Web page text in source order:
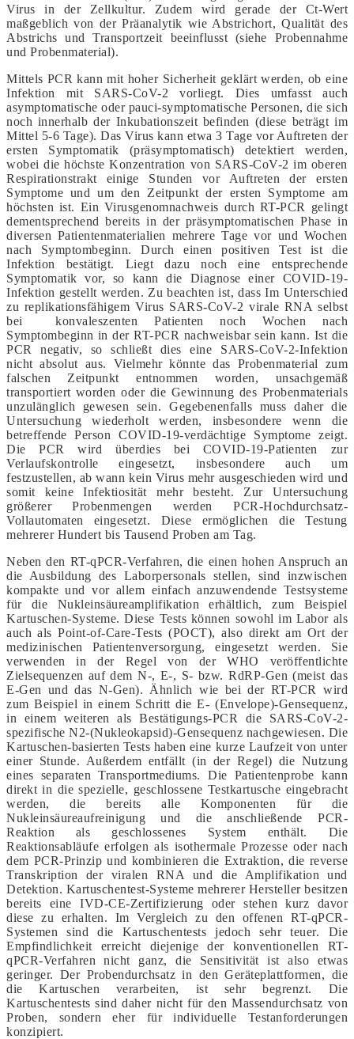
Virus in der Zellkultur. Zudem wird gerade der Ct-Wert
maßgeblich von der Präanalytik wie Abstrichort, Qualität des
Abstrichs und Transportzeit beeinflusst (siehe Probennahme
und Probenmaterial).
Mittels PCR kann mit hoher Sicherheit geklärt werden, ob eine
Infektion mit SARS-CoV-2 vorliegt. Dies umfasst auch
asymptomatische oder pauci-symptomatische Personen, die sich
noch innerhalb der Inkubationszeit befinden (diese beträgt im
Mittel 5-6 Tage). Das Virus kann etwa 3 Tage vor Auftreten der
ersten Symptomatik (präsymptomatisch) detektiert werden,
wobei die höchste Konzentration von SARS-CoV-2 im oberen
Respirationstrakt einige Stunden vor Auftreten der ersten
Symptome und um den Zeitpunkt der ersten Symptome am
höchsten ist. Ein Virusgenomnachweis durch RT-PCR gelingt
dementsprechend bereits in der präsymptomatischen Phase in
diversen Patientenmaterialien mehrere Tage vor und Wochen
nach Symptombeginn. Durch einen positiven Test ist die
Infektion bestätigt. Liegt dazu noch eine entsprechende
Symptomatik vor, so kann die Diagnose einer COVID-19-
Infektion gestellt werden. Zu beachten ist, dass Im Unterschied
zu replikationsfähigem Virus SARS-CoV-2 virale RNA selbst
bei konvaleszenten Patienten noch Wochen nach
Symptombeginn in der RT-PCR nachweisbar sein kann. Ist die
PCR negativ, so schließt dies eine SARS-CoV-2-Infektion
nicht absolut aus. Vielmehr könnte das Probenmaterial zum
falschen Zeitpunkt entnommen worden, unsachgemäß
transportiert worden oder die Gewinnung des Probenmaterials
unzulänglich gewesen sein. Gegebenenfalls muss daher die
Untersuchung wiederholt werden, insbesondere wenn die
betreffende Person COVID-19-verdächtige Symptome zeigt.
Die PCR wird überdies bei COVID-19-Patienten zur
Verlaufskontrolle eingesetzt, insbesondere auch um
festzustellen, ab wann kein Virus mehr ausgeschieden wird und
somit keine Infektiosität mehr besteht. Zur Untersuchung
größerer Probenmengen werden PCR-Hochdurchsatz-
Vollautomaten eingesetzt. Diese ermöglichen die Testung
mehrerer Hundert bis Tausend Proben am Tag.
Neben den RT-qPCR-Verfahren, die einen hohen Anspruch an
die Ausbildung des Laborpersonals stellen, sind inzwischen
kompakte und vor allem einfach anzuwendende Testsysteme
für die Nukleinsäureamplifikation erhältlich, zum Beispiel
Kartuschen-Systeme. Diese Tests können sowohl im Labor als
auch als Point-of-Care-Tests (POCT), also direkt am Ort der
medizinischen Patientenversorgung, eingesetzt werden. Sie
verwenden in der Regel von der WHO veröffentlichte
Zielsequenzen auf dem N-, E-, S- bzw. RdRP-Gen (meist das
E-Gen und das N-Gen). Ähnlich wie bei der RT-PCR wird
zum Beispiel in einem Schritt die E- (Envelope)-Gensequenz,
in einem weiteren als Bestätigungs-PCR die SARS-CoV-2-
spezifische N2-(Nukleokapsid)-Gensequenz nachgewiesen. Die
Kartuschen-basierten Tests haben eine kurze Laufzeit von unter
einer Stunde. Außerdem entfällt (in der Regel) die Nutzung
eines separaten Transportmediums. Die Patientenprobe kann
direkt in die spezielle, geschlossene Testkartusche eingebracht
werden, die bereits alle Komponenten für die
Nukleinsäureaufreinigung und die anschließende PCR-
Reaktion als geschlossenes System enthält. Die
Reaktionsabläufe erfolgen als isothermale Prozesse oder nach
dem PCR-Prinzip und kombinieren die Extraktion, die reverse
Transkription der viralen RNA und die Amplifikation und
Detektion. Kartuschentest-Systeme mehrerer Hersteller besitzen
bereits eine IVD-CE-Zertifizierung oder stehen kurz davor
diese zu erhalten. Im Vergleich zu den offenen RT-qPCR-
Systemen sind die Kartuschentests jedoch sehr teuer. Die
Empfindlichkeit erreicht diejenige der konventionellen RT-
qPCR-Verfahren nicht ganz, die Sensitivität ist also etwas
geringer. Der Probendurchsatz in den Geräteplattformen, die
die Kartuschen verarbeiten, ist sehr begrenzt. Die
Kartuschentests sind daher nicht für den Massendurchsatz von
Proben, sondern eher für individuelle Testanforderungen
konzipiert.